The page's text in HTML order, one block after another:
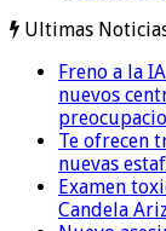
Ultimas
Freno a la
nuevos
Te ofrecen
nuevas
Examen
Candela